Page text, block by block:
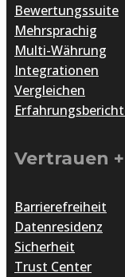
Bewertungssuite
Mehrsprachig
Multi-Währung
Integrationen
Vergleichen
Vertrauen
Barrierefreiheit
Datenresidenz
Sicherheit
Trust Center